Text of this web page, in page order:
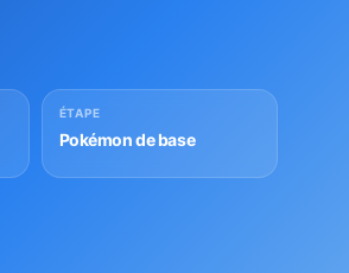
ÉTAPE
Pokémon de base